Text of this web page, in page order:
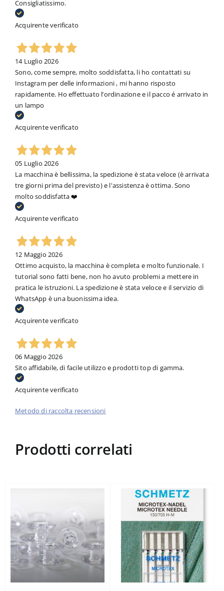
Consigliatissimo.
Acquirente verificato
14 Luglio 2026
Sono, come sempre, molto soddisfatta, li ho contattati su
Instagram per delle informazioni , mi hanno risposto
rapidamente. Ho effettuato l’ordinazione e il pacco é arrivato in
un lampo
Acquirente verificato
05 Luglio 2026
La macchina è bellissima, la spedizione è stata veloce (è arrivata
tre giorni prima del previsto) e l'assistenza è ottima. Sono
molto soddisfatta ❤️
Acquirente verificato
12 Maggio 2026
Ottimo acquisto, la macchina è completa e molto funzionale. I
tutorial sono fatti bene, non ho avuto problemi a mettere in
pratica le istruzioni. La spedizione è stata veloce e il servizio di
WhatsApp è una buonissima idea.
Acquirente verificato
06 Maggio 2026
Sito affidabile, di facile utilizzo e prodotti top di gamma.
Acquirente verificato
Metodo di raccolta recensioni
Prodotti correlati